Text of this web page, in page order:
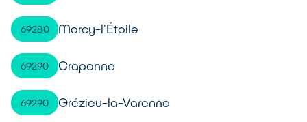
69280 Marcy-l'Étoile
69290 Craponne
69290 Grézieu-la-Varenne